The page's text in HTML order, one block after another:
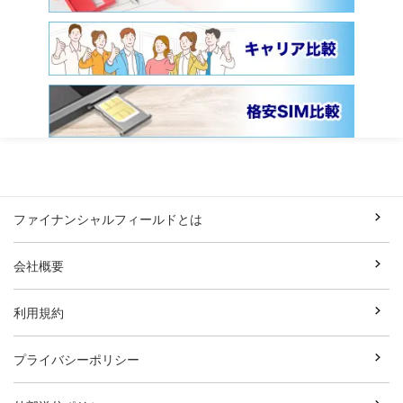
ファイナンシャルフィールドとは
会社概要
利用規約
プライバシーポリシー